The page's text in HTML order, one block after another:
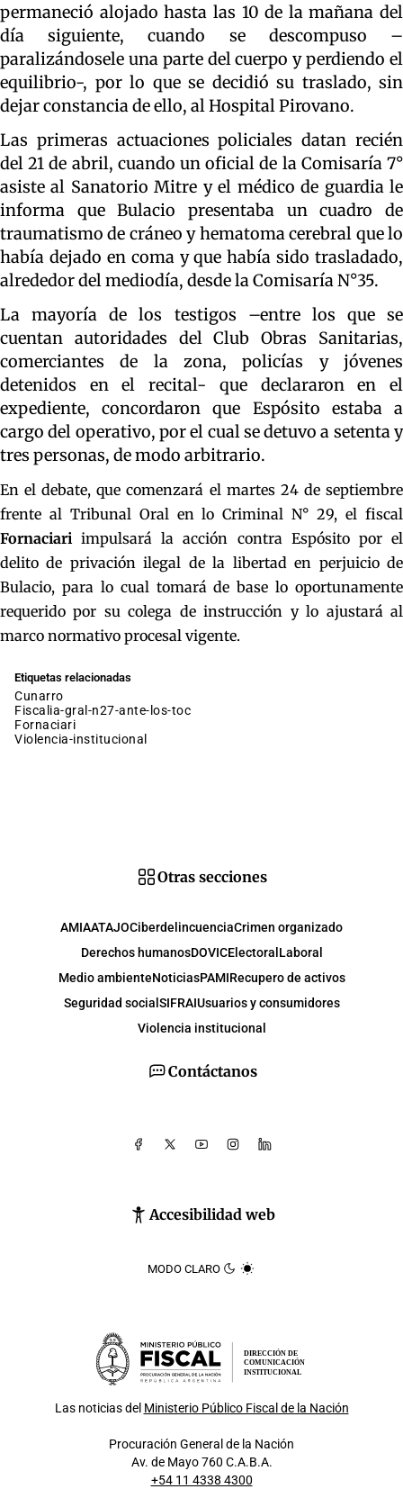
permaneció alojado hasta las 10 de la mañana del
día siguiente, cuando se descompuso –
paralizándosele una parte del cuerpo y perdiendo el
equilibrio-, por lo que se decidió su traslado, sin
dejar constancia de ello, al Hospital Pirovano.
Las primeras actuaciones policiales datan recién
del 21 de abril, cuando un oficial de la Comisaría 7°
asiste al Sanatorio Mitre y el médico de guardia le
informa que Bulacio presentaba un cuadro de
traumatismo de cráneo y hematoma cerebral que lo
había dejado en coma y que había sido trasladado,
alrededor del mediodía, desde la Comisaría N°35.
La mayoría de los testigos –entre los que se
cuentan autoridades del Club Obras Sanitarias,
comerciantes de la zona, policías y jóvenes
detenidos en el recital- que declararon en el
expediente, concordaron que Espósito estaba a
cargo del operativo, por el cual se detuvo a setenta y
tres personas, de modo arbitrario.
En el debate, que comenzará el martes 24 de septiembre
frente al Tribunal Oral en lo Criminal N° 29, el fiscal
Fornaciari impulsará la acción contra Espósito por el
delito de privación ilegal de la libertad en perjuicio de
Bulacio, para lo cual tomará de base lo oportunamente
requerido por su colega de instrucción y lo ajustará al
marco normativo procesal vigente.
Etiquetas relacionadas
cunarro
fiscalia-gral-n27-ante-los-toc
fornaciari
violencia-institucional
Contáctanos
Accesibilidad web
MODO CLARO
Otras secciones
AMIAATAJOCiberdelincuenciaCrimen organizado
Derechos humanosDOVICElectoral Laboral
Medio ambienteNoticiasPAMIRecupero de activos
Seguridad social SIFRAIUsuarios y consumidores
Violencia institucional
DIRECCIÓN DE
COMUNICACIÓN
INSTITUCIONAL
Las noticias del Ministerio Público Fiscal de la Nación
Procuración General de la Nación
Av. de Mayo 760 C.A.B.A.
+54 11 4338 4300